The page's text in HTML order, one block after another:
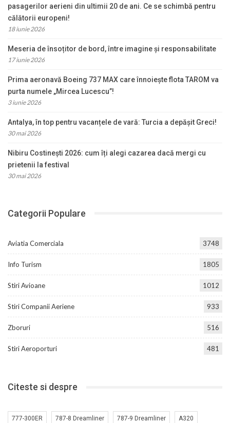
pasagerilor aerieni din ultimii 20 de ani. Ce se schimbă pentru
călătorii europeni!
18 iunie 2026
Meseria de însoțitor de bord, între imagine și responsabilitate
17 iunie 2026
Prima aeronavă Boeing 737 MAX care înnoiește flota TAROM va
purta numele „Mircea Lucescu”!
3 iunie 2026
Antalya, în top pentru vacanțele de vară: Turcia a depășit Greci!
30 mai 2026
Nibiru Costinești 2026: cum îți alegi cazarea dacă mergi cu
prietenii la festival
30 mai 2026
Categorii Populare
Aviatia Comerciala 3748
Info Turism 1805
Stiri Avioane 1012
Stiri Companii Aeriene 933
Zboruri 516
Stiri Aeroporturi 481
Citeste si despre
777-300ER 787-8 Dreamliner 787-9 Dreamliner A320